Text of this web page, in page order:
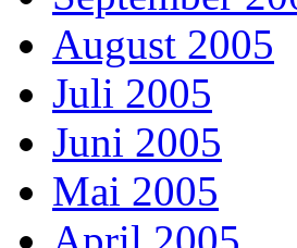
August 2005
Juli 2005
Juni 2005
Mai 2005